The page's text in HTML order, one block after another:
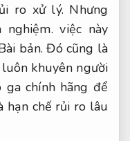
ro xử lý. Nhưng
việc này
bản. Đó cũng là
khuyên người
chính hãng để
hạn chế rủi ro lâu